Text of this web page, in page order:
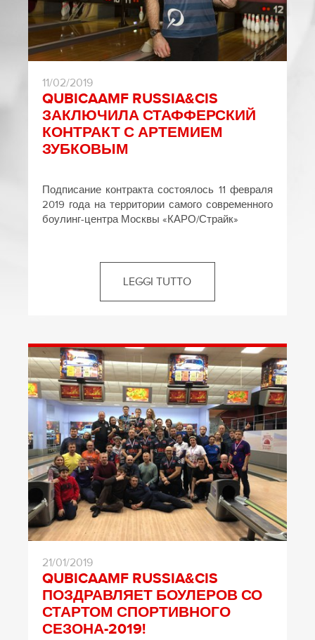
11/02/2019
QUBICAAMF RUSSIA&CIS
ЗАКЛЮЧИЛА СТАФФЕРСКИЙ
КОНТРАКТ С АРТЕМИЕМ
ЗУБКОВЫМ
Подписание контракта состоялось 11 февраля
2019 года на территории самого современного
боулинг-центра Москвы «КАРО/Страйк»
LEGGI TUTTO
21/01/2019
QUBICAAMF RUSSIA&CIS
ПОЗДРАВЛЯЕТ БОУЛЕРОВ СО
СТАРТОМ СПОРТИВНОГО
СЕЗОНА-2019!